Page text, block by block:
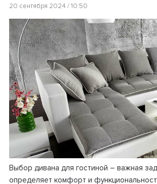
20 сентября 2024 / 10:50
Выбор дивана для гостиной – важная
определяет комфорт и